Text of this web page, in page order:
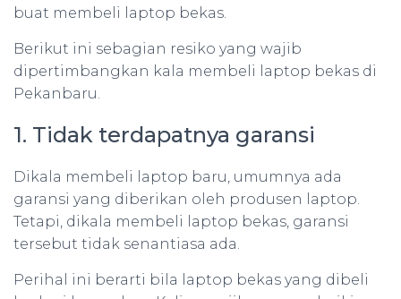
buat membeli laptop bekas.
Berikut ini sebagian resiko yang wajib
dipertimbangkan kala membeli laptop bekas di
Pekanbaru.
1. Tidak terdapatnya garansi
Dikala membeli laptop baru, umumnya ada
garansi yang diberikan oleh produsen laptop.
Tetapi, dikala membeli laptop bekas, garansi
tersebut tidak senantiasa ada.
Perihal ini berarti bila laptop bekas yang dibeli